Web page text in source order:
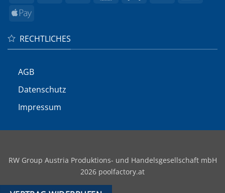
Apple
RECHTLICHES
AGB
Datenschutz
Impressum
RW Group Austria Produktions- und Handelsgesellschaft mbH
2026 poolfactory.at